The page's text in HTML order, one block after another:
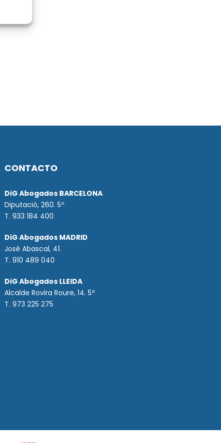
CONTACTO
DiG Abogados BARCELONA
Diputació, 260. 5º
T. 933 184 400
DiG Abogados MADRID
José Abascal, 41.
T.910 489 040
DiG Abogados LLEIDA
Alcalde Rovira Roure, 14. 5º
T. 973 225 275